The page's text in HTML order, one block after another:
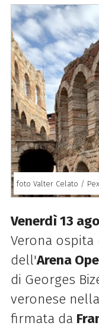
foto Valter Celato /
Venerdì 13
Verona ospita
dell'Arena
di Georges
veronese
firmata da